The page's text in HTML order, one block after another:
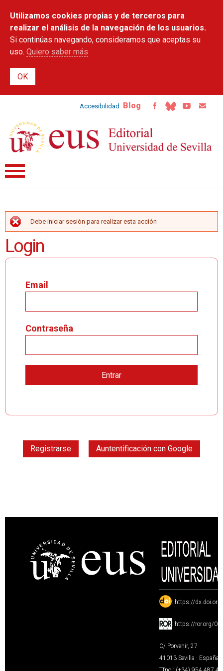
contenido
principal
Utilizamos cookies propias y de terceros para
realizar el análisis de la navegación de los usuarios.
Si continúas navegando, consideramos que aceptas su
uso. Quiero saber más
Accesibilidad Blog
MENSAJE DE ERROR
Debe iniciar sesión para realizar esta acción
Login
Email
Contraseña
Registrarse Auntentificación con Google
: https://
: https://ror.org/
C/ Porvenir, 27
41013 Sevilla · España